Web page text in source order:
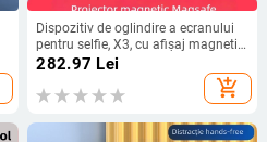
Dispozitiv de oglindire a ecranului
pentru selfie, X3, cu afișaj magnetic
pe camera din spate – dispozitiv
compact pentru selfie-uri de grup
282.97 Lei
add_shopping_cart